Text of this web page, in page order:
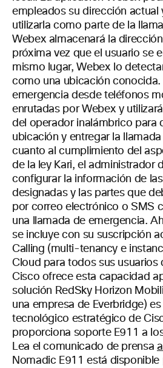
empleados su dirección actual
utilizarla como parte de la
Webex almacenará la
próxima vez que el usuario se
mismo lugar, Webex lo
como una ubicación conocida.
emergencia desde teléfonos
enrutadas por Webex y
del operador inalámbrico para
ubicación y entregar la llamada
cuanto al cumplimiento del
de la ley Kari, el administrador
configurar la información de
designadas y las partes que
por correo electrónico o SMS
una llamada de emergencia.
se incluye con su suscripción
Calling (multi-tenancy e
Cloud para todos sus usuarios
Cisco ofrece esta capacidad
solución RedSky Horizon
una empresa de Everbridge)
tecnológico estratégico de
proporciona soporte E911 a
Lea el comunicado de prensa
Nomadic E911 está disponible